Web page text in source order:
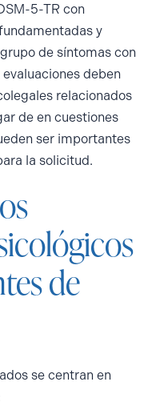
5-TR con
y
de síntomas con
deben
relacionados
de en cuestiones
ser importantes
la solicitud.
de
se centran en